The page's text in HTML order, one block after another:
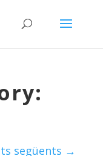
següents →